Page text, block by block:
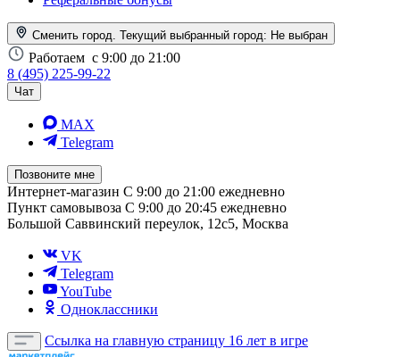
Сменить город. Текущий выбранный город: Не выбран
Работаем с 9:00 до 21:00
8 (495) 225-99-22
Чат
MAX
Telegram
Позвоните мне
Интернет-магазин С 9:00 до 21:00 ежедневно
Пункт самовывоза С 9:00 до 20:45 ежедневно
Большой Саввинский переулок, 12с5, Москва
VK
Telegram
YouTube
Одноклассники
Ссылка на главную страницу 16 лет в игре